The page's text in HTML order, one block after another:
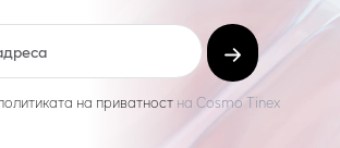
на приватност на Cosmo Tinex